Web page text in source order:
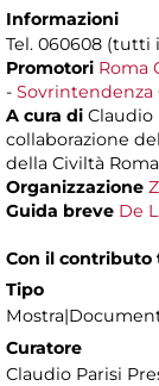
Informazioni
Tel. 060608 (tutti
Promotori Roma
- Sovrintendenza
A cura di Claudio
collaborazione
della Civiltà
Organizzazione
Guida breve De
Con il contributo
Tipo
Curatore
Claudio Parisi